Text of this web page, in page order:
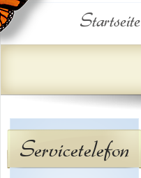
Startseite
Servicetelefon